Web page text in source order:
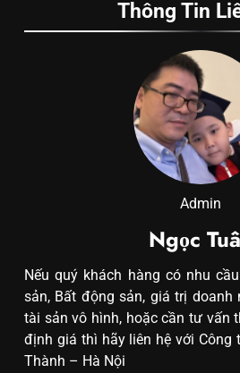
Thông Tin
Admin
Ngọc
Nếu quý khách hàng có nhu
sản, Bất động sản, giá trị doanh
tài sản vô hình, hoặc cần tư vấn
định giá thì hãy liên hệ với Công
Thành – Hà Nội